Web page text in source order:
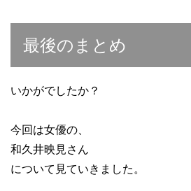
最後のまとめ
いかがでしたか？
今回は女優の、
和久井映見さん
について見ていきました。